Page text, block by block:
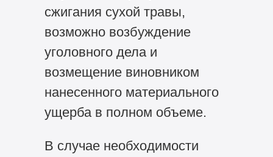
сжигания сухой травы,
возможно возбуждение
уголовного дела и
возмещение виновником
нанесенного материального
ущерба в полном объеме.
В случае необходимости